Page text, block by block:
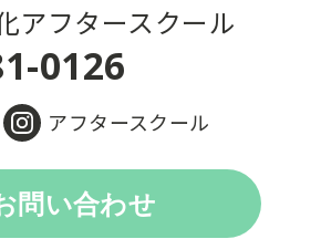
アフタースクール
0126
アフタースクール
問い合わせ